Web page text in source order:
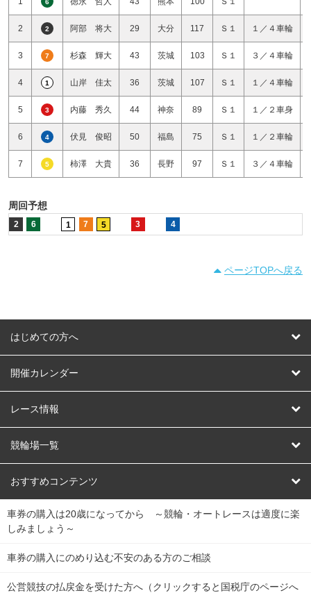
6
2 2 阿部 将大 29 大分 117 Ｓ１ １／４車輪
3 7 杉森 輝大 43 茨城 103 Ｓ１ ３／４車輪
4 1 山岸 佳太 36 茨城 107 Ｓ１ １／４車輪
5 3 内藤 秀久 44 神奈 89 Ｓ１ １／２車身
6 4 伏見 俊昭 50 福島 75 Ｓ１ １／２車輪
7 5 柿澤 大貴 36 長野 97 Ｓ１ ３／４車輪
周回予想
2 6 1 7 5 3 4
ページTOPへ戻る
はじめての方へ
はじめての方へ
開催カレンダー
競輪
オートレース
競輪くじ
Dokanto!
チャリロトプラザ
レース情報
レース予想
レース結果
キャリーオーバー一覧
競輪場一覧
北日本 函館競輪場
関
東
弥彦競輪場 前橋競輪場 取手競輪場 宇都宮競輪場
おすすめコンテンツ
競輪選手情報
Perfecta Navi
netkeirin
車券の購入は20歳になってから ～競輪・オートレースは適度に楽
しみましょう～
車券の購入にのめり込む不安のある方のご相談
公営競技の払戻金を受けた方へ（クリックすると国税庁のページへ